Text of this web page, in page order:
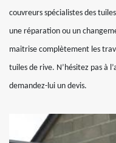
couvreurs spécialistes des
une réparation ou un
maitrise complètement les
tuiles de rive. N’hésitez pas à
demandez-lui un devis.